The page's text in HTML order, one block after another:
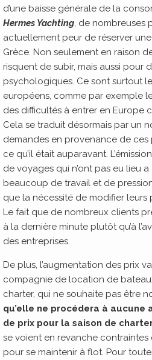
d’une baisse générale de la
Hermes Yachting, de nombreuses
actuellement peur de réserver
Grèce. Non seulement en raison
risquent de subir, mais aussi pour
psychologiques. Ce sont surtout
européens, comme par exemple
des difficultés à entrer en Europe
Cela se traduit désormais par un
demandes en provenance de ces
ce qu’il était auparavant.
de voyages qui n’ont pas eu lieu
beaucoup de travail et de
que la nécessité de modifier leurs
Le fait que de nombreux clients
à la dernière minute plutôt qu’à
des entreprises.
De plus, l’augmentation des prix
compagnie de location de
charter, qui ne souhaite pas être
qu’elle ne procédera à
de prix pour la saison de
se voient en revanche contraintes
pour se maintenir à flot. Pour